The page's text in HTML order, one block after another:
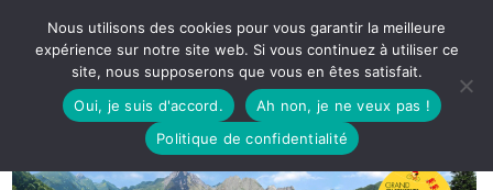
Nous utilisons des cookies pour vous garantir la meilleure
expérience sur notre site web. Si vous continuez à utiliser ce
site, nous supposerons que vous en êtes satisfait.
Oui, je suis d'accord.
Ah non, je ne veux pas !
Politique de confidentialité